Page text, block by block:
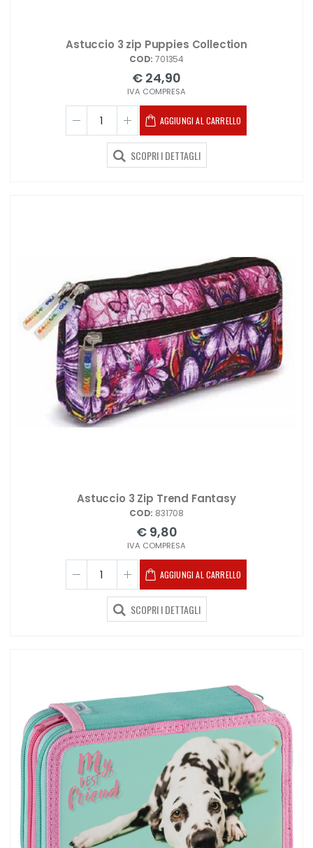
Astuccio 3 zip Puppies Collection
COD: 701354
€ 24,90
IVA COMPRESA
AGGIUNGI AL CARRELLO
SCOPRI I DETTAGLI
Astuccio 3 Zip Trend Fantasy
COD: 831708
€ 9,80
IVA COMPRESA
AGGIUNGI AL CARRELLO
SCOPRI I DETTAGLI